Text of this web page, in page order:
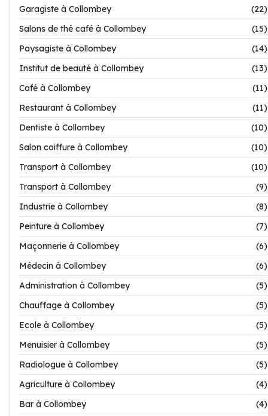
Garagiste à Collombey
(22)
Salons de thé café à Collombey
(15)
Paysagiste à Collombey
(14)
Institut de beauté à Collombey
(13)
Café à Collombey
(11)
Restaurant à Collombey
(11)
Dentiste à Collombey
(10)
Salon coiffure à Collombey
(10)
Transport à Collombey
(10)
Transport à Collombey
(9)
Industrie à Collombey
(8)
Peinture à Collombey
(7)
Maçonnerie à Collombey
(6)
Médecin à Collombey
(6)
Administration à Collombey
(5)
Chauffage à Collombey
(5)
Ecole à Collombey
(5)
Menuisier à Collombey
(5)
Radiologue à Collombey
(5)
Agriculture à Collombey
(4)
Bar à Collombey
(4)